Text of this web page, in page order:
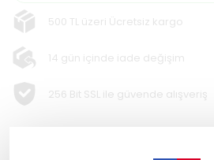
500 TL üzeri Ücretsiz kargo
14 gün içinde iade değişim
256 Bit SSL ile güvende alışveriş